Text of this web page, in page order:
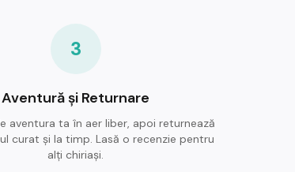
3
Aventură și Returnare
aventura ta în aer liber, apoi returnează
curat și la timp. Lasă o recenzie pentru
alți chiriași.